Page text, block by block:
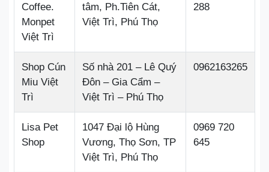
Coffee.
Monpet
Việt Trì
tâm, Ph.Tiên Cát,
Việt Trì, Phú Thọ
288
Shop Cún
Miu Việt
Trì
Số nhà 201 – Lê Quý
Đôn – Gia Cẩm –
Việt Trì – Phú Thọ
0962163265
Lisa Pet
Shop
1047 Đại lộ Hùng
Vương, Thọ Sơn, TP
Việt Trì, Phú Thọ
0969 720
645